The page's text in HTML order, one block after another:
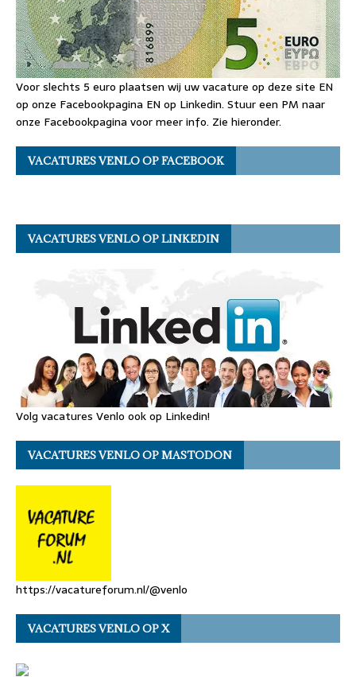
Voor slechts 5 euro plaatsen wij uw vacature op deze site EN
op onze Facebookpagina EN op Linkedin. Stuur een PM naar
onze Facebookpagina voor meer info. Zie hieronder.
VACATURES VENLO OP FACEBOOK
VACATURES VENLO OP LINKEDIN
Volg vacatures Venlo ook op Linkedin!
VACATURES VENLO OP MASTODON
https://vacatureforum.nl/@venlo
VACATURES VENLO OP X